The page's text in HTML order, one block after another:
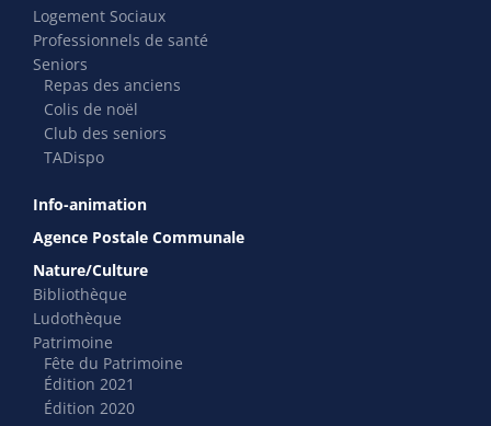
Logement Sociaux
Professionnels de santé
Seniors
Repas des anciens
Colis de noël
Club des seniors
TADispo
Info-animation
Agence Postale Communale
Nature/Culture
Bibliothèque
Ludothèque
Patrimoine
Fête du Patrimoine
Édition 2021
Édition 2020